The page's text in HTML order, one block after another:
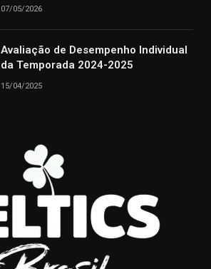
07/05/2026
Avaliação de Desempenho Individual
da Temporada 2024-2025
15/04/2025